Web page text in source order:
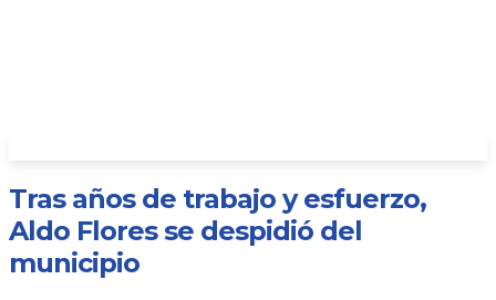
Tras años de trabajo y esfuerzo,
Aldo Flores se despidió del
municipio